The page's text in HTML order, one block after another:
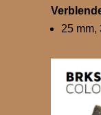
25 mm,